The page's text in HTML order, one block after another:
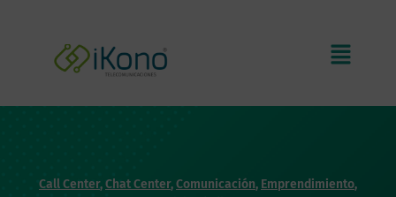
Call Center,Chat Center,Comunicación, Emprendimiento,